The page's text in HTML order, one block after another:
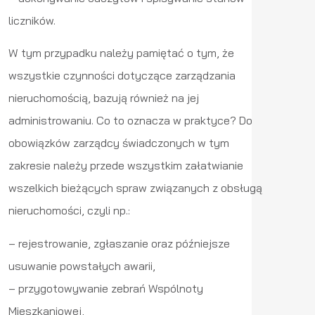
liczników.
W tym przypadku należy pamiętać o tym, że
wszystkie czynności dotyczące zarządzania
nieruchomością, bazują również na jej
administrowaniu. Co to oznacza w praktyce? Do
obowiązków zarządcy świadczonych w tym
zakresie należy przede wszystkim załatwianie
wszelkich bieżących spraw związanych z obsługą
nieruchomości, czyli np.:
– rejestrowanie, zgłaszanie oraz późniejsze
usuwanie powstałych awarii,
– przygotowywanie zebrań Wspólnoty
Mieszkaniowej,